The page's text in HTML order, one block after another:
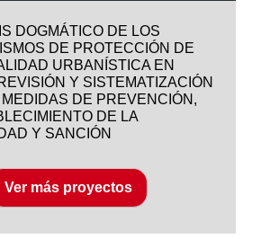
DOGMÁTICO DE LOS
DE PROTECCIÓN DE
URBANÍSTICA EN
Y SISTEMATIZACIÓN
DE PREVENCIÓN,
DE LA
Y SANCIÓN
Ver más proyectos